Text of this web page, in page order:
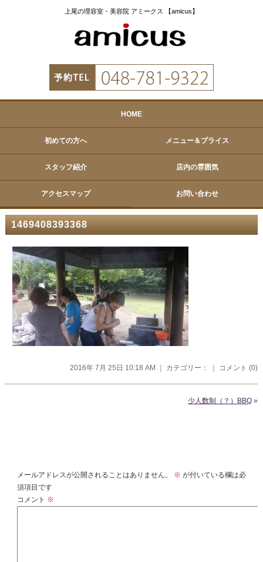
上尾の理容室・美容院 アミークス 【amicus】
HOME
初めての方へ メニュー＆プライス
スタッフ紹介 店内の雰囲気
アクセスマップ お問い合わせ
1469408393368
2016年 7月 25日 10:18 AM ｜ カテゴリー： ｜ コメント (0)
少人数制（？）BBQ »
メールアドレスが公開されることはありません。 ※ が付いている欄は必
須項目です
コメント ※